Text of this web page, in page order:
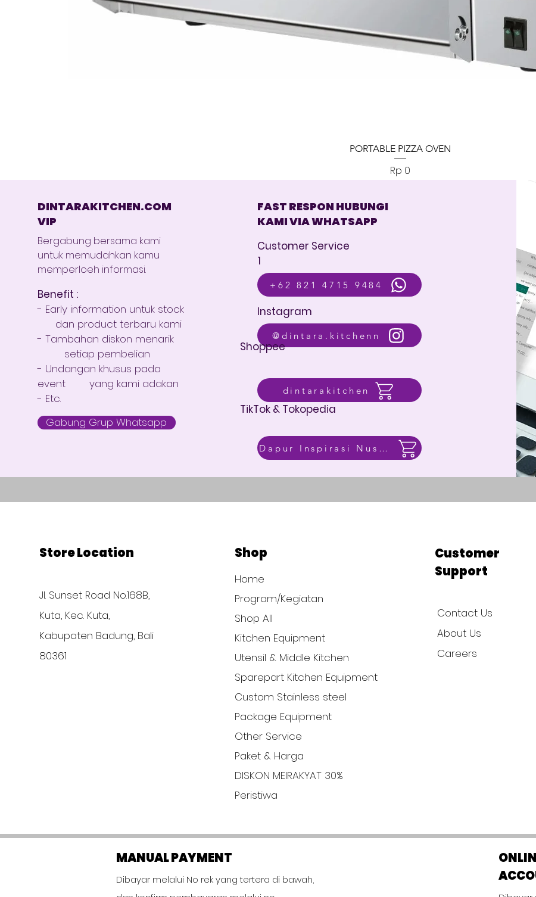
Tampilan Cepat
PORTABLE PIZZA OVEN
Harga
Rp 0
DINTARAKITCHEN.COM
VIP
Bergabung bersama kami
untuk memudahkan kamu
memperloeh informasi.
Benefit :
- Early information untuk stock
dan product terbaru kami
- Tambahan diskon menarik
setiap pembelian
- Undangan khusus pada
event yang kami adakan
- Etc.
Gabung Grup Whatsapp
FAST RESPON HUBUNGI
KAMI VIA WHATSAPP
Customer Service
1
+62 821 4715 9484
Instagram
@dintara.kitchenn
dintarakitchen
Dapur Inspirasi Nusantara
Shoppee
TikTok & Tokopedia
Store Location
Jl. Sunset Road No.168B,
Kuta, Kec. Kuta,
Kabupaten Badung, Bali
80361
Shop
Home
Program/Kegiatan
Shop All
Kitchen Equipment
Utensil & Middle Kitchen
Sparepart Kitchen Equipment
Custom Stainless steel
Package Equipment
Other Service
Paket & Harga
DISKON MEIRAKYAT 30%
Peristiwa
Customer
Support
Contact Us
About Us
Careers
MANUAL PAYMENT
Dibayar melalui No rek yang tertera di bawah,